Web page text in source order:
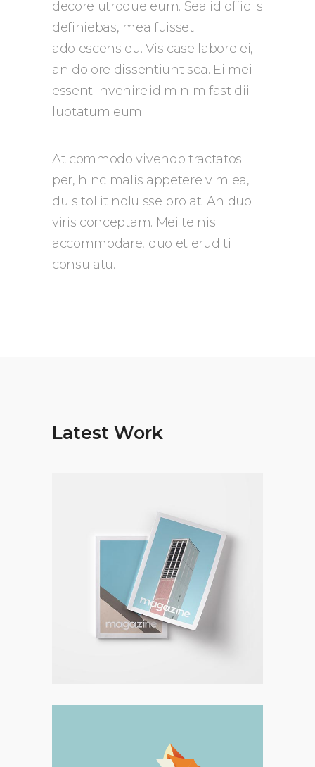
decore utroque eum. Sea id officiis
definiebas, mea fuisset
adolescens eu. Vis case labore ei,
an dolore dissentiunt sea. Ei mei
essent invenire!id minim fastidii
luptatum eum.
At commodo vivendo tractatos
per, hinc malis appetere vim ea,
duis tollit noluisse pro at. An duo
viris conceptam. Mei te nisl
accommodare, quo et eruditi
consulatu.
Latest Work
Art
Magazine Work